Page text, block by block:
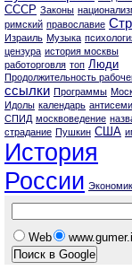
СССР Законы
римский православие
Израиль Музыка
цензура история москвы
работорговля топ Люди
Продолжительность
ссылки Программы
Идолы календарь
СПИД москвоведение
страдание Пушкин США
История
России
Web